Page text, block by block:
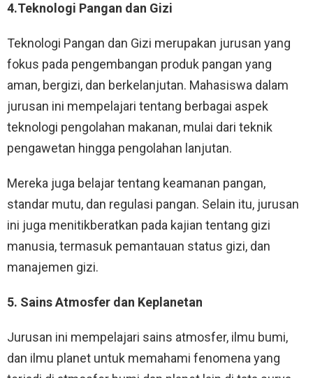
4.Teknologi Pangan dan Gizi
Teknologi Pangan dan Gizi merupakan jurusan yang
fokus pada pengembangan produk pangan yang
aman, bergizi, dan berkelanjutan. Mahasiswa dalam
jurusan ini mempelajari tentang berbagai aspek
teknologi pengolahan makanan, mulai dari teknik
pengawetan hingga pengolahan lanjutan.
Mereka juga belajar tentang keamanan pangan,
standar mutu, dan regulasi pangan. Selain itu, jurusan
ini juga menitikberatkan pada kajian tentang gizi
manusia, termasuk pemantauan status gizi, dan
manajemen gizi.
5. Sains Atmosfer dan Keplanetan
Jurusan ini mempelajari sains atmosfer, ilmu bumi,
dan ilmu planet untuk memahami fenomena yang